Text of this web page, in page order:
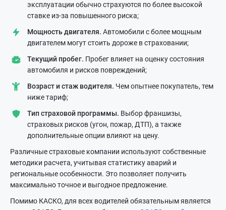
эксплуатации обычно страхуются по более высокой
ставке из-за повышенного риска;
Мощность двигателя. Автомобили с более мощным
двигателем могут стоить дороже в страховании;
Текущий пробег. Пробег влияет на оценку состояния
автомобиля и рисков повреждений;
Возраст и стаж водителя. Чем опытнее покупатель, тем
ниже тариф;
Тип страховой программы. Выбор франшизы,
страховых рисков (угон, пожар, ДТП), а также
дополнительные опции влияют на цену.
Различные страховые компании используют собственные
методики расчета, учитывая статистику аварий и
региональные особенности. Это позволяет получить
максимально точное и выгодное предложение.
Помимо КАСКО, для всех водителей обязательным является